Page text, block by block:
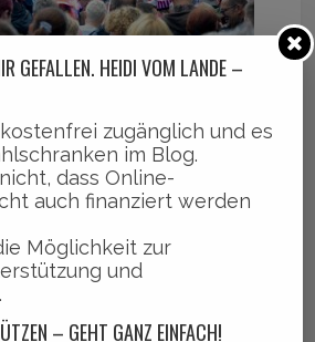
GEFALLEN. HEIDI VOM LANDE –
zugänglich und es
im Blog.
dass Online-
auch finanziert werden
Möglichkeit zur
und
– GEHT GANZ EINFACH!